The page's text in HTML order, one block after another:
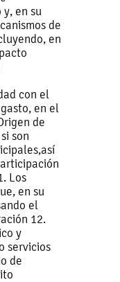
en su
de
en
con el
en el
de
son
Los
en su
el
12.
y
servicios
de